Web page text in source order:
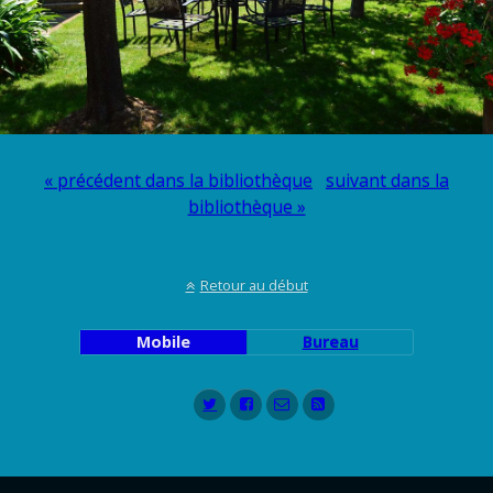
« précédent dans la bibliothèque suivant dans la
bibliothèque »
Retour au début
Mobile Bureau